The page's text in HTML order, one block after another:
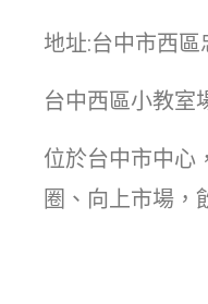
地址:台中市西區
台中西區小教室
位於台中市中心
圈、向上市場，